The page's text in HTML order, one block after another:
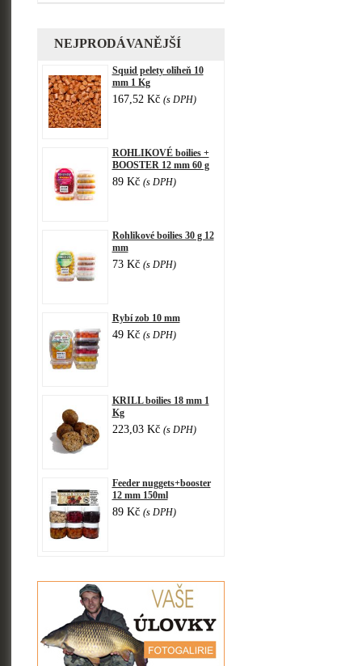
NEJPRODÁVANĚJŠÍ
Squid pelety oliheň 10
mm 1 Kg
167,52 Kč (s DPH)
ROHLIKOVÉ boilies +
BOOSTER 12 mm 60 g
89 Kč (s DPH)
Rohlikové boilies 30 g 12
mm
73 Kč (s DPH)
Rybí zob 10 mm
49 Kč (s DPH)
KRILL boilies 18 mm 1
Kg
223,03 Kč (s DPH)
Feeder nuggets+booster
12 mm 150ml
89 Kč (s DPH)